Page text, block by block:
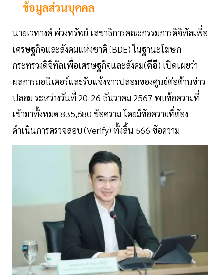
ข้อมูลส่วนบุคคล
นายเวทางค์ พ่วงทรัพย์ เลขาธิการคณะกรรมการดิจิทัลเพื่อ
เศรษฐกิจและสังคมแห่งชาติ (BDE) ในฐานะโฆษก
กระทรวงดิจิทัลเพื่อเศรษฐกิจและสังคม(ดีอี) เปิดเผยว่า
ผลการมอนิเตอร์และรับแจ้งข่าวปลอมของศูนย์ต่อต้านข่าว
ปลอม ระหว่างวันที่ 20-26 ธันวาคม 2567 พบข้อความที่
เข้ามาทั้งหมด 835,680 ข้อความ โดยมีข้อความที่ต้อง
ดำเนินการตรวจสอบ (Verify) ทั้งสิ้น 566 ข้อความ